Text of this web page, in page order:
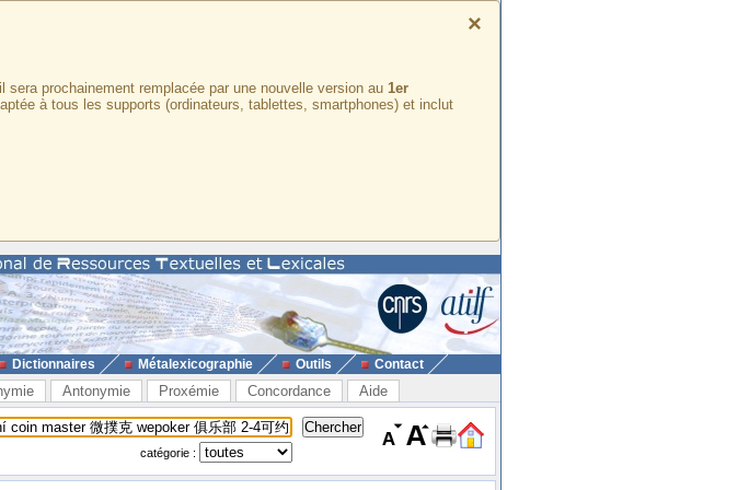
×
prochainement remplacée par une nouvelle version au 1er
à tous les supports (ordinateurs, tablettes, smartphones) et inclut
Dictionnaires Métalexicographie Outils Contact
Antonymie Proxémie Concordance Aide
catégorie :